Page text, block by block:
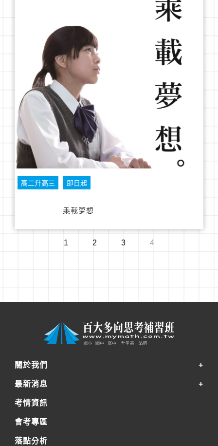
高二升高三 即日起
乘載夢想
1 2 3 4
關於我們
最新消息
考情資訊
會考專區
落點分析